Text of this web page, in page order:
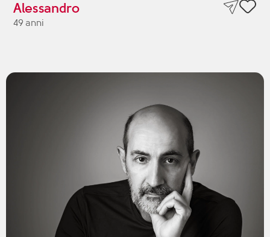
Alessandro
49 anni